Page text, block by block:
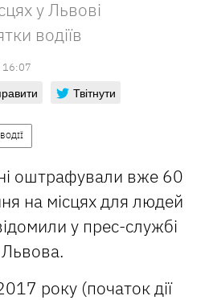
у Львові
водіїв
16:07
Твітнути
ВОДІЇ
оштрафували вже 60
на місцях для людей
у прес-службі
Львова.
року (початок дії